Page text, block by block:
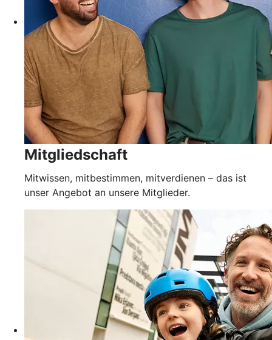
Mitgliedschaft
Mitwissen, mitbestimmen, mitverdienen – das ist
unser Angebot an unsere Mitglieder.